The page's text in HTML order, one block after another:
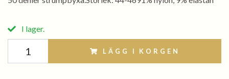
I lager.
LÄGG I KORGEN